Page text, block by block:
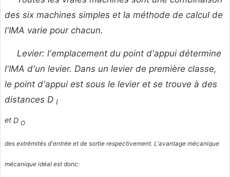
des six machines simples et la méthode de calcul de
l'IMA varie pour chacun.
Levier: l'emplacement du point d'appui détermine
l'IMA d'un levier. Dans un levier de première classe,
le point d'appui est sous le levier et se trouve à des
distances D I
et D O
des extrémités d'entrée et de sortie respectivement. L'avantage mécanique
mécanique idéal est donc: